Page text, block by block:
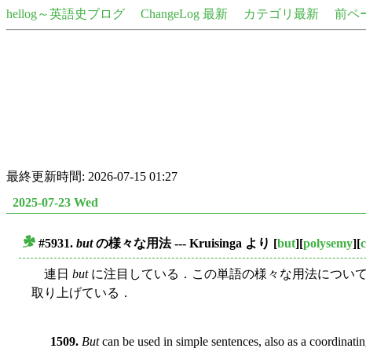
hellog～英語史ブログ ChangeLog 最新 カテゴリ最新 前ペ
最終更新時間: 2026-07-15 01:27
2025-07-23 Wed
#5931. butの様々な用法 --- Kruisinga より [but][polysemy][
連日 butに注目している．この単語の様々な用法につい
取り上げている．
1509. Butcan be used in simple sentences, also as a